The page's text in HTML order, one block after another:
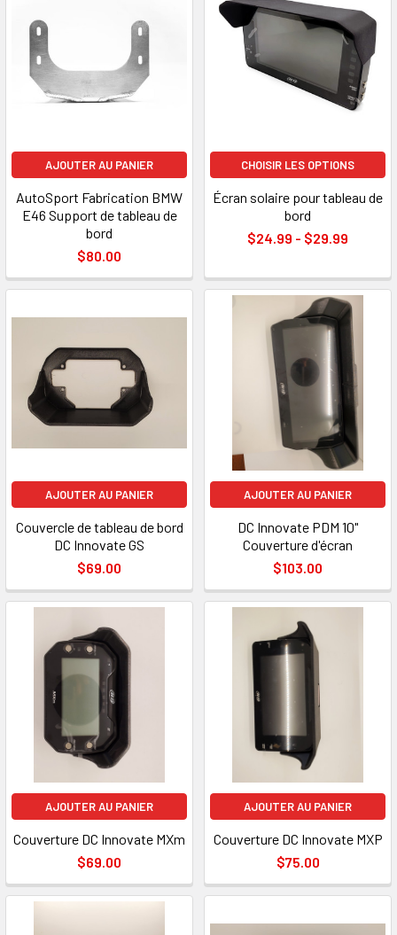
AJOUTER AU PANIER
AutoSport Fabrication BMW
E46 Support de tableau de
bord
$80.00
CHOISIR LES OPTIONS
Écran solaire pour tableau de
bord
$24.99 - $29.99
AJOUTER AU PANIER
Couvercle de tableau de bord
DC Innovate GS
$69.00
AJOUTER AU PANIER
DC Innovate PDM 10"
Couverture d'écran
$103.00
AJOUTER AU PANIER
Couverture DC Innovate MXm
$69.00
AJOUTER AU PANIER
Couverture DC Innovate MXP
$75.00